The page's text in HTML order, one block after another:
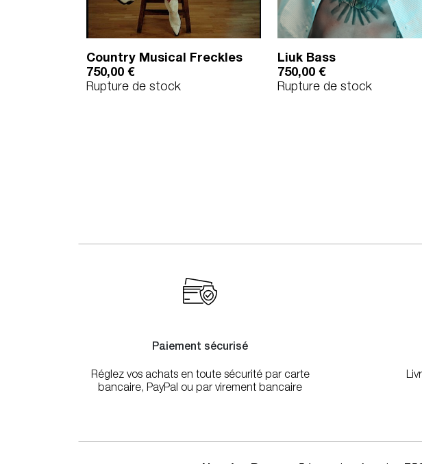
Country Musical Freckles
750,00 €
Rupture de stock
Liuk Bass
750,00 €
Rupture de stock
Paiement sécurisé
Réglez vos achats en toute sécurité par carte
bancaire, PayPal ou par virement bancaire